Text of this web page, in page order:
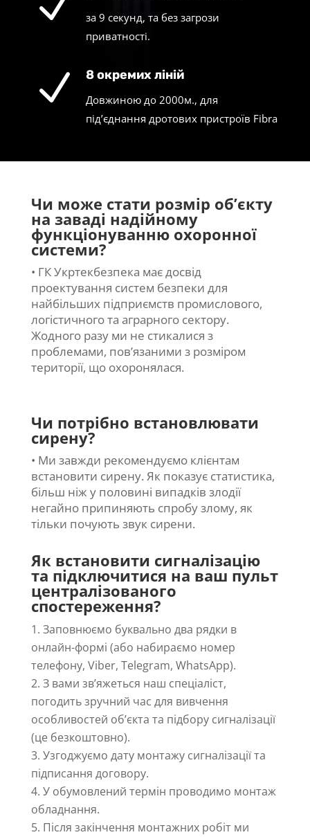
за 9 секунд, та без загрози
приватності.
N 8 окремих ліній
Довжиною до 2000м., для
під’єднання дротових пристроїв Fibra
Чи може стати розмір об’єкту
на заваді надійному
функціонуванню охоронної
системи?
• ГК Укртекбезпека має досвід
проектування систем безпеки для
найбільших підприємств промислового,
логістичного та аграрного сектору.
Жодного разу ми не стикалися з
проблемами, пов’язаними з розміром
території, що охоронялася.
Чи потрібно встановлювати
сирену?
• Ми завжди рекомендуємо клієнтам
встановити сирену. Як показує статистика,
більш ніж у половині випадків злодії
негайно припиняють спробу злому, як
тільки почують звук сирени.
Як встановити сигналізацію
та підключитися на ваш пульт
централізованого
спостереження?
Заповнюємо буквально два рядки в
онлайн-формі (або набираємо номер
телефону, Viber, Telegram, WhatsApp).
З вами зв’яжеться наш спеціаліст,
погодить зручний час для вивчення
особливостей об’єкта та підбору сигналізації
(це безкоштовно).
Узгоджуємо дату монтажу сигналізації та
підписання договору.
У обумовлений термін проводимо монтаж
обладнання.
Після закінчення монтажних робіт ми